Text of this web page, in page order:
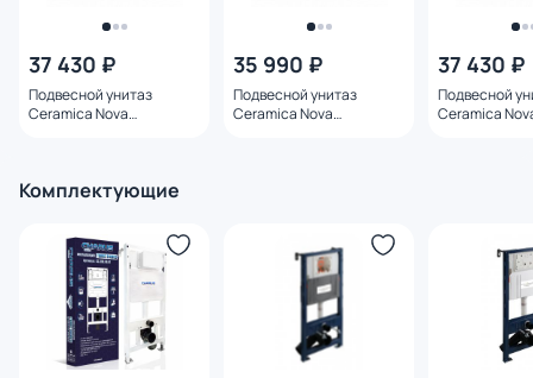
37 430 ₽
Подвесной унитаз
Ceramica Nova
35 990 ₽
Подвесной унитаз
Ceramica Nova
37 430 ₽
Подвесной
Ceramica
Комплектующие